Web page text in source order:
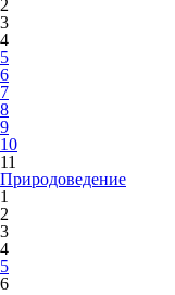
2
3
4
5
6
7
8
9
10
11
Природоведение
1
2
3
4
5
6